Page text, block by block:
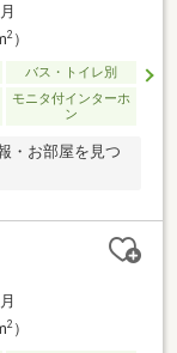
2）
バス・トイレ別
モニタ付インターホ
ン
・お部屋を見つ
2）